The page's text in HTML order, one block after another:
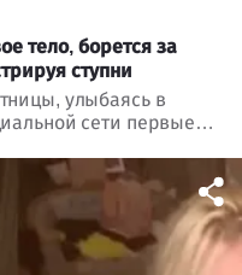
тело, борется за
ступни
улыбаясь в
сети первые
профессиональной